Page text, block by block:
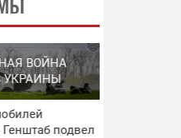
ВОЙНА
УКРАИНЫ
подвел